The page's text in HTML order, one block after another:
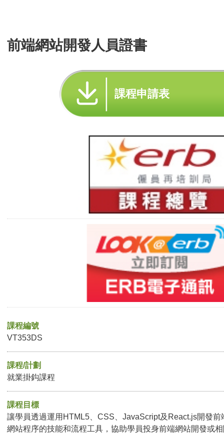
前端網站開發人員證書
課程申請表
課程編號
VT353DS
課程/計劃
就業掛鈎課程
課程目標
讓學員透過運用HTML5、CSS、JavaScript及React.js開發
網站程序的技能和流程工具，協助學員投身前端網站開發或